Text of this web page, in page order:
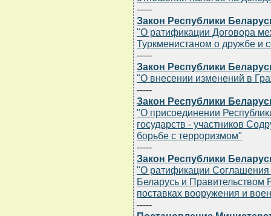
-----
Закон Республики
"О ратификации Договора
Туркменистаном о дружбе и
-----
Закон Республики
"О внесении изменений в
-----
Закон Республики
"О присоединении
государств - участников
борьбе с терроризмом"
-----
Закон Республики
"О ратификации Соглашения
Беларусь и
поставках вооружения и
-----